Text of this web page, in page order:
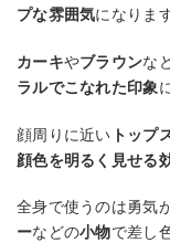
プな雰囲気になります
カーキやブラウンな
ラルでこなれた印象
顔周りに近い トップ
顔色を明るく見せる
全身で使うのは勇気
ーなどの小物で差し